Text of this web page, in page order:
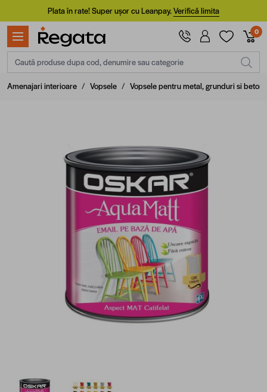
Mergi la ConținutPlata în rate! Super ușor cu Leanpay.Verifică limita
0
Caută produse dupa cod, denumire sau categorie
Amenajari interioare / Vopsele / Vopsele pentru metal, grunduri si beton
View larger image